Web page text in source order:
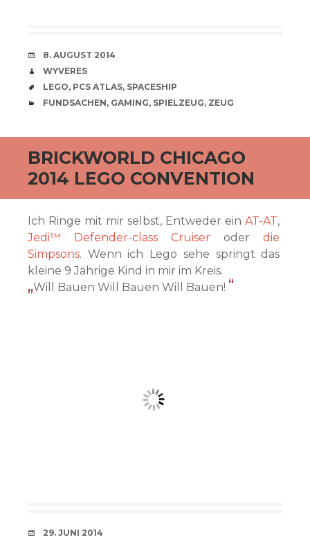
VERABREDUNG
8. AUGUST 2014
VERFASSER
WYVERES
SCHLAGWÖRTER
LEGO, PCS ATLAS, SPACESHIP
CATEGORIES
FUNDSACHEN, GAMING, SPIELZEUG, ZEUG
BRICKWORLD CHICAGO
2014 LEGO CONVENTION
Ich Ringe mit mir selbst, Entweder einAT-AT,
Jedi™ Defender-class Cruiser oderdie
Simpsons. Wenn ich Lego sehe springt das
kleine 9 Jährige Kind in mir im Kreis.
Will Bauen Will Bauen Will Bauen!
VERABREDUNG
29. JUNI 2014